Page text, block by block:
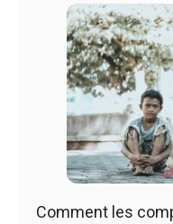
Comment les